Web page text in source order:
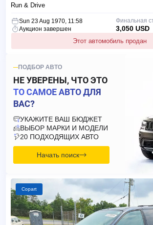
Run & Drive
Sun 23 Aug 1970, 11:58
Аукцион завершен
Этот автомобиль продан
Финальная
3,050 USD
ПОДБОР АВТО
НЕ УВЕРЕНЫ, ЧТО ЭТО
ТО САМОЕ АВТО ДЛЯ
ВАС?
УКАЖИТЕ ВАШ БЮДЖЕТ
ВЫБОР МАРКИ И МОДЕЛИ
20 ПОДХОДЯЩИХ АВТО
Начать поиск
Copart